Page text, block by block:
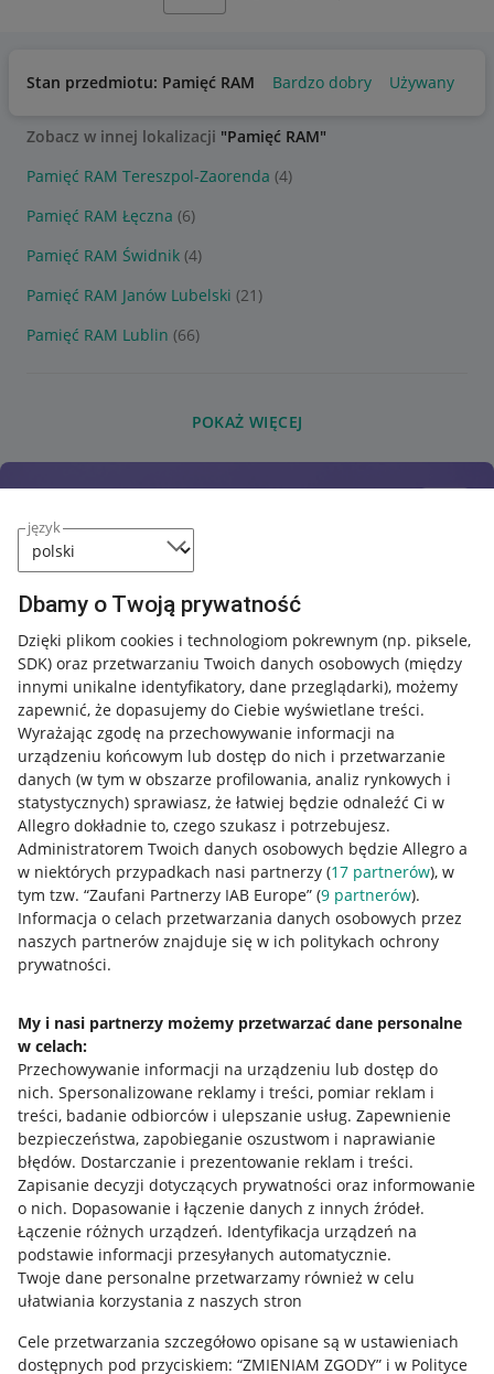
język
Dbamy o Twoją prywatność
Dzięki plikom cookies i technologiom pokrewnym (np. piksele,
SDK) oraz przetwarzaniu Twoich danych osobowych (między
innymi unikalne identyfikatory, dane przeglądarki), możemy
zapewnić, że dopasujemy do Ciebie wyświetlane treści.
Wyrażając zgodę na przechowywanie informacji na
urządzeniu końcowym lub dostęp do nich i przetwarzanie
danych (w tym w obszarze profilowania, analiz rynkowych i
statystycznych) sprawiasz, że łatwiej będzie odnaleźć Ci w
Allegro dokładnie to, czego szukasz i potrzebujesz.
Administratorem Twoich danych osobowych będzie Allegro a
w niektórych przypadkach nasi partnerzy (17 partnerów), w
tym tzw. “Zaufani Partnerzy IAB Europe” (9 partnerów).
Informacja o celach przetwarzania danych osobowych przez
naszych partnerów znajduje się w ich politykach ochrony
prywatności.
My i nasi partnerzy możemy przetwarzać dane personalne
w celach:
Przechowywanie informacji na urządzeniu lub dostęp do
nich. Spersonalizowane reklamy i treści, pomiar reklam i
treści, badanie odbiorców i ulepszanie usług. Zapewnienie
bezpieczeństwa, zapobieganie oszustwom i naprawianie
błędów. Dostarczanie i prezentowanie reklam i treści.
Zapisanie decyzji dotyczących prywatności oraz informowanie
o nich. Dopasowanie i łączenie danych z innych źródeł.
Łączenie różnych urządzeń. Identyfikacja urządzeń na
podstawie informacji przesyłanych automatycznie.
Twoje dane personalne przetwarzamy również w celu
ułatwiania korzystania z naszych stron
Cele przetwarzania szczegółowo opisane są w ustawieniach
dostępnych pod przyciskiem: “ZMIENIAM ZGODY” i w Polityce
Stan przedmiotu: Pamięć RAM Bardzo dobry Używany
Zobacz w innej lokalizacji "Pamięć RAM"
Pamięć RAM Tereszpol-Zaorenda (4)
Pamięć RAM Łęczna (6)
Pamięć RAM Świdnik (4)
Pamięć RAM Janów Lubelski (21)
Pamięć RAM Lublin (66)
POKAŻ WIĘCEJ
Przydatne informacje
Jak to działa
Allegro Gadane dla sprzedających
Allegro Gadane dla kupujących
Mapa miejscowości
Informacje prawne
Regulamin
Polityka plików "cookies"
Ustawienia plików "cookies"
Udostępnianie lokalizacji